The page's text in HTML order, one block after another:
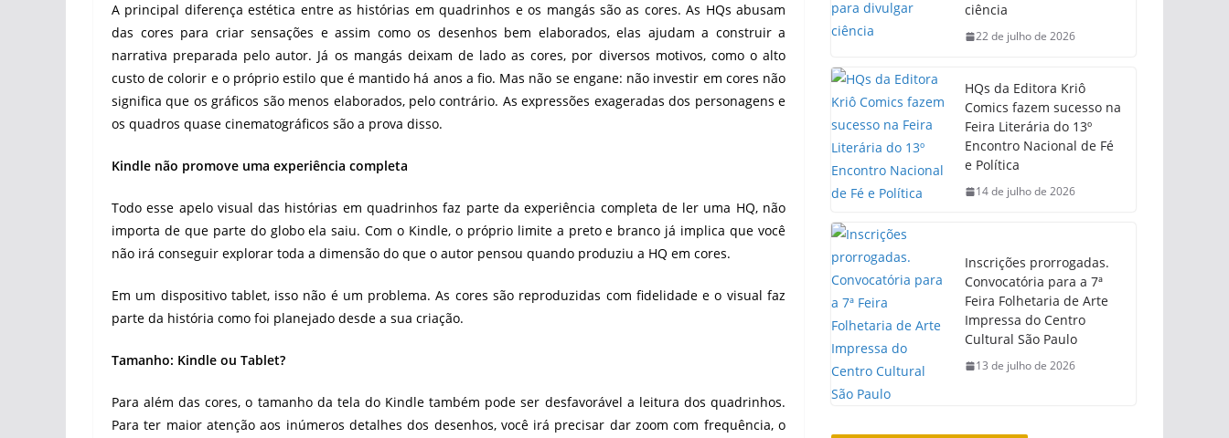
A principal diferença estética entre as histórias em quadrinhos e os mangás são as cores. As HQs abusam
das cores para criar sensações e assim como os desenhos bem elaborados, elas ajudam a construir a
narrativa preparada pelo autor. Já os mangás deixam de lado as cores, por diversos motivos, como o alto
custo de colorir e o próprio estilo que é mantido há anos a fio. Mas não se engane: não investir em cores não
significa que os gráficos são menos elaborados, pelo contrário. As expressões exageradas dos personagens e
os quadros quase cinematográficos são a prova disso.
Kindle não promove uma experiência completa
Todo esse apelo visual das histórias em quadrinhos faz parte da experiência completa de ler uma HQ, não
importa de que parte do globo ela saiu. Com o Kindle, o próprio limite a preto e branco já implica que você
não irá conseguir explorar toda a dimensão do que o autor pensou quando produziu a HQ em cores.
Em um dispositivo tablet, isso não é um problema. As cores são reproduzidas com fidelidade e o visual faz
parte da história como foi planejado desde a sua criação.
Tamanho: Kindle ou Tablet?
Para além das cores, o tamanho da tela do Kindle também pode ser desfavorável a leitura dos quadrinhos.
Para ter maior atenção aos inúmeros detalhes dos desenhos, você irá precisar dar zoom com frequência, o
ciência
22 de julho de 2026
HQs da Editora Kriô
Comics fazem sucesso na
Feira Literária do 13º
Encontro Nacional de Fé
e Política
14 de julho de 2026
Inscrições prorrogadas.
Convocatória para a 7ª
Feira Folhetaria de Arte
Impressa do Centro
Cultural São Paulo
13 de julho de 2026